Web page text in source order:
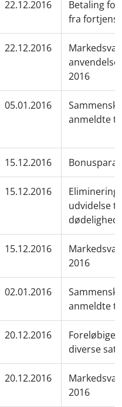
22.12.2016
Betaling
fra
22.12.2016
2016
05.01.2016
anmeldte
15.12.2016
15.12.2016
Eliminering
udvidelse
dødelighed
15.12.2016
2016
02.01.2016
anmeldte
20.12.2016
Foreløbige
diverse
20.12.2016
2016